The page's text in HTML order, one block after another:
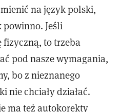
na język polski,
powinno. Jeśli
fizyczną, to trzeba
pod nasze wymagania,
bo z nieznanego
nie chciały działać.
ma też autokorekty